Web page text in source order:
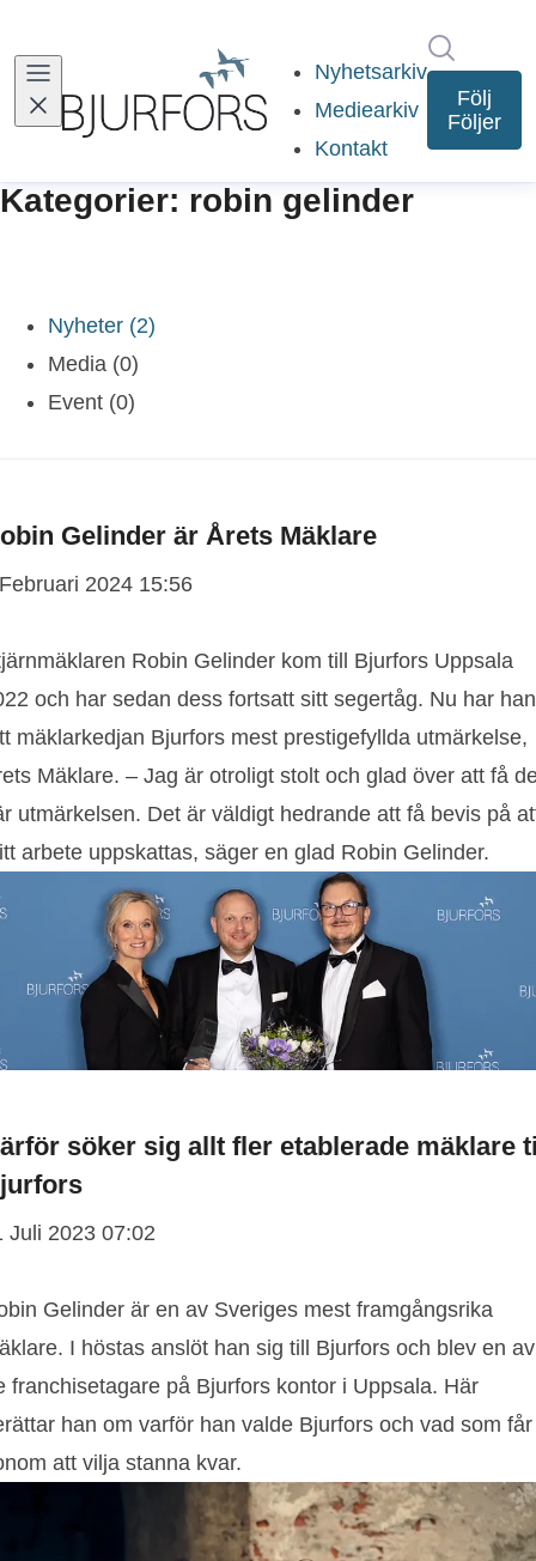
Nyhetsarkiv
Mediearkiv
Kontakt
Följ
Följer
Kategorier: robin gelinder
Nyheter (2)
Media (0)
Event (0)
Gelinder är Årets Mäklare
2024 15:56
Robin Gelinder kom till Bjurfors Uppsala
och har sedan dess fortsatt sitt segertåg. Nu har han
mäklarkedjan Bjurfors mest prestigefyllda utmärkelse,
Mäklare. – Jag är otroligt stolt och glad över att få
utmärkelsen. Det är väldigt hedrande att få bevis på
arbete uppskattas, säger en glad Robin Gelinder.
söker sig allt fler etablerade mäklare
Juli 2023 07:02
Gelinder är en av Sveriges mest framgångsrika
I höstas anslöt han sig till Bjurfors och blev en av
franchisetagare på Bjurfors kontor i Uppsala. Här
han om varför han valde Bjurfors och vad som får
att vilja stanna kvar.